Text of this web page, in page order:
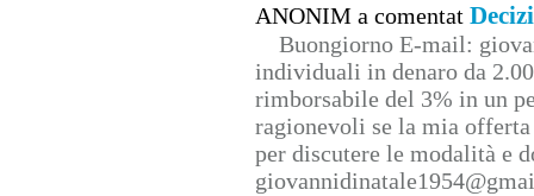
ANONIM a comentat
Buongiorno E-mail:
individuali in denaro da
rimborsabile del 3% in un
ragionevoli se la mia
per discutere le modalità e